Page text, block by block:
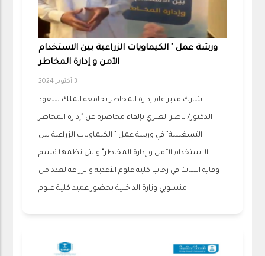
ورشة عمل " الكيماويات الزراعية بين الاستخدام
الآمن و إدارة المخاطر
3 أكتوبر 2024
شارك مدير عام إدارة المخاطر بجامعة الملك سعود
الدكتور/ ناصر العنزي بإلقاء محاضرة عن "إدارة المخاطر
التشغيلية" في ورشة عمل " الكيماويات الزراعية بين
الاستخدام الآمن و إدارة المخاطر" والتي نظمها قسم
وقاية النبات في رحاب كلية علوم الأغذية والزراعة لعدد من
منسوبي وزارة الداخلية بحضور عميد كلية علوم